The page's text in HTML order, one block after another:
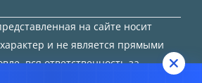
на сайте носит
и не является прямыми
вся ответственность за